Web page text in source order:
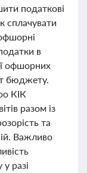
податкові
сплачувати
в
офшорних
бюджету.
КІК
разом із
та
Важливо
разі